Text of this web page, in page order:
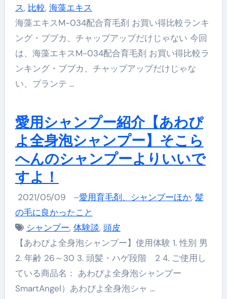
ス, 比較, 海藻エキス
海藻エキスM-034配合育毛剤 お買い得比較ランキ
ング・ブブカ、チャップアップだけじゃない 今回
は、海藻エキスM-034配合育毛剤 お買い得比較ラ
ンキング・ブブカ、チャップアップだけじゃな
い、プランテ …
愛用シャンプー紹介【あわぴ
よ全身泡シャンプー】そこら
へんのシャンプーよりいいで
すよ！
2021/05/09 –愛用育毛剤、シャンプーほか, 髪
の毛に良かったこと
シャンプー, 体験談, 頭皮
【あわぴよ全身泡シャンプー】使用体験 1. 性別 男
2. 年齢 26～30 3. 頭髪・ハゲ段階 2 4. ご使用し
ている商品名： あわぴよ全身泡シャンプー
SmartAngel）あわぴよ全身泡シャ …